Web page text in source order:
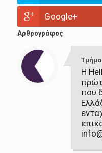
Google+
Αρθρογράφος
Η
που